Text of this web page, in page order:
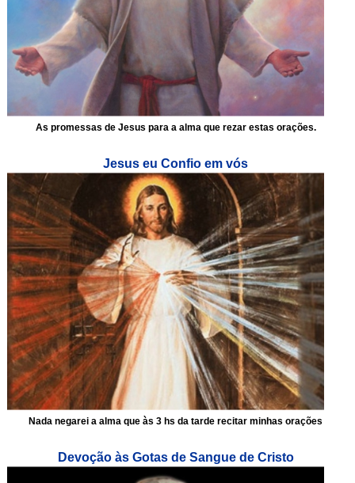
As promessas de Jesus para a alma que rezar estas orações.
Jesus eu Confio em vós
Nada negarei a alma que às 3 hs da tarde recitar minhas orações
Devoção às Gotas de Sangue de Cristo